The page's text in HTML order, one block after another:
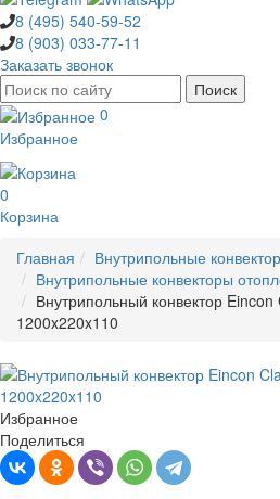
8 (495) 540-59-52
8 (903) 033-77-11
Заказать звонок
0
Избранное
0
Корзина
Главная
Внутрипольные
Внутрипольные конвекторы
Внутрипольный конвектор
1200x220x110
Избранное
Поделиться